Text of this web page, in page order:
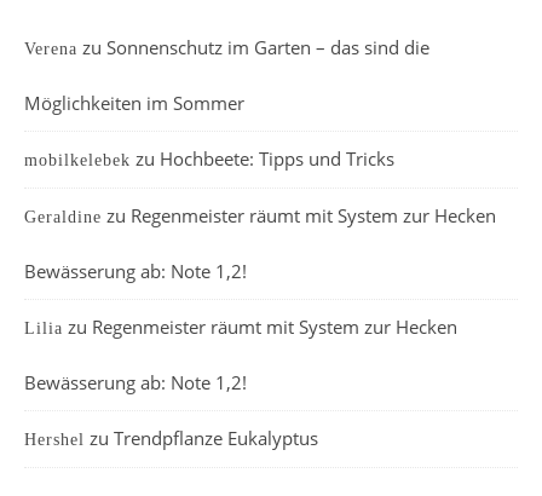
Verena zu Sonnenschutz im Garten – das sind die
Möglichkeiten im Sommer
mobilkelebek zu Hochbeete: Tipps und Tricks
Geraldine zu Regenmeister räumt mit System zur Hecken
Bewässerung ab: Note 1,2!
Lilia zu Regenmeister räumt mit System zur Hecken
Bewässerung ab: Note 1,2!
Hershel zu Trendpflanze Eukalyptus